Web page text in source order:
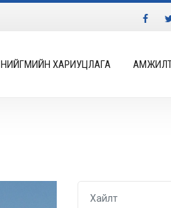
НИЙГМИЙН ХАРИУЦЛАГА